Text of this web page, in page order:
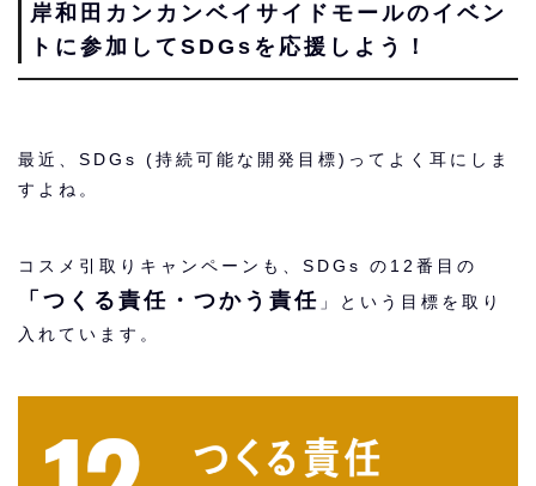
岸和田カンカンベイサイドモールのイベン
トに参加してSDGsを応援しよう！
最近、SDGs (持続可能な開発目標)ってよく耳にしま
すよね。
コスメ引取りキャンペーンも、SDGs の12番目の
「つくる責任・つかう責任 」という目標を取り
入れています。